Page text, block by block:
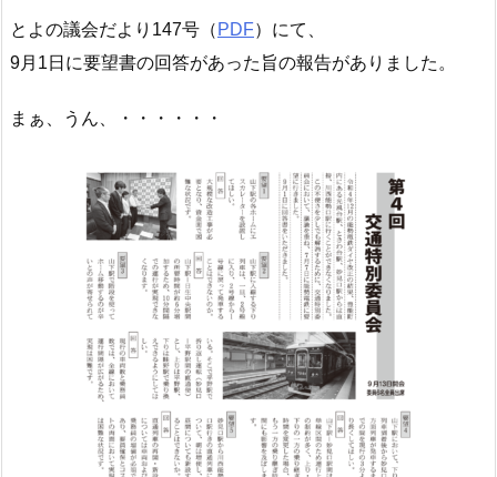
とよの議会だより147号（ PDF）にて、
9月1日に要望書の回答があった旨の報告がありました。
まぁ、うん、・・・・・・